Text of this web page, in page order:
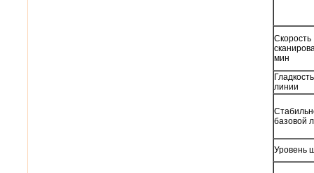
Скорость
мин
линии
базовой
Уровень